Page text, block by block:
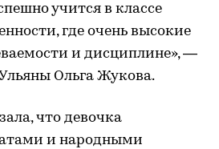
учится в классе
где очень высокие
и дисциплине», —
Ольга Жукова.
что девочка
и народными